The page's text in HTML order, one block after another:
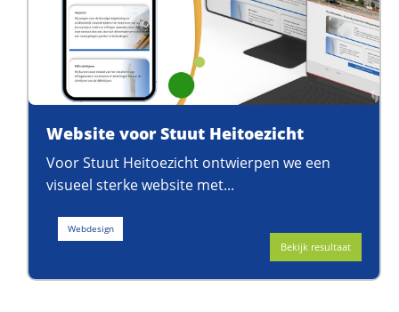
Website voor Stuut Heitoezicht
Voor Stuut Heitoezicht ontwierpen we een
visueel sterke website met...
Webdesign
Bekijk resultaat